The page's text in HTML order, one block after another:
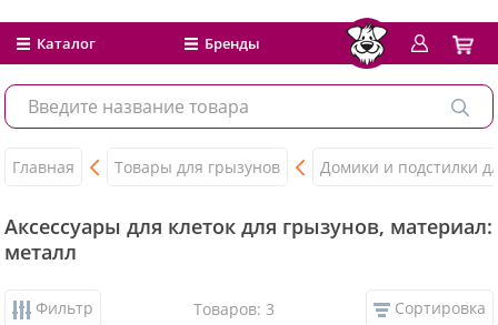
Каталог Бренды
Главная Товары для грызунов Домики и подстилки
Аксессуары для клеток для грызунов, материал:
металл
Фильтр Товаров: 3 Сортировка